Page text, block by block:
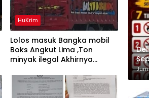
HuKrim
Lolos masuk Bangka mobil
Boks Angkut Lima ,Ton
minyak ilegal Akhirnya